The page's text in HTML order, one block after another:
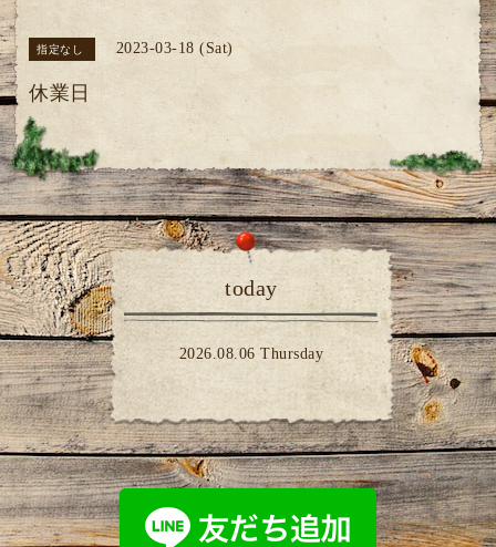
指定なし 2023-03-18 (Sat)
休業日
today
2026.08.06 Thursday